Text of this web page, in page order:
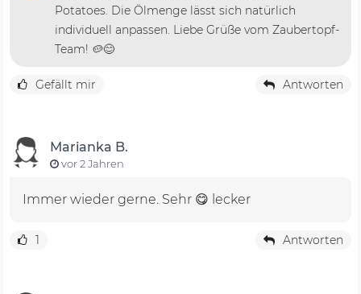
Potatoes. Die Ölmenge lässt sich natürlich
individuell anpassen. Liebe Grüße vom Zaubertopf-
Team! 🥔😊
Gefällt mir Antworten
Marianka B.
vor 2 Jahren
Immer wieder gerne. Sehr 😋 lecker
1 Antworten